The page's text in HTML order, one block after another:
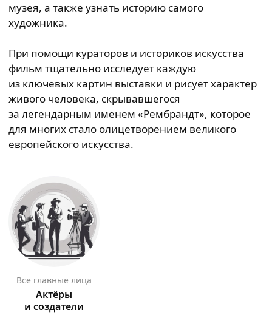
музея, а также узнать историю самого
художника.
При помощи кураторов и историков искусства
фильм тщательно исследует каждую
из ключевых картин выставки и рисует характер
живого человека, скрывавшегося
за легендарным именем «Рембрандт», которое
для многих стало олицетворением великого
европейского искусства.
Все главные лица
Актёры
и создатели